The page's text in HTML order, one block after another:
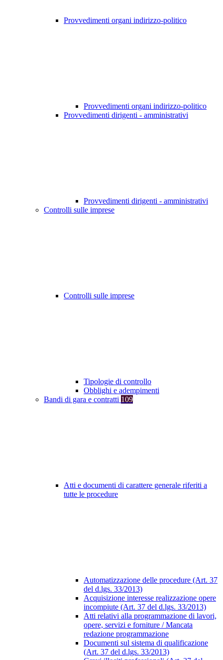
Provvedimenti organi indirizzo-politico
Provvedimenti organi indirizzo-politico
Provvedimenti dirigenti - amministrativi
Provvedimenti dirigenti - amministrativi
Controlli sulle imprese
Controlli sulle imprese
Tipologie di controllo
Obblighi e adempimenti
Bandi di gara e contratti 109
Atti e documenti di carattere generale riferiti a
tutte le procedure
Automatizzazione delle procedure (Art. 37
del d.lgs. 33/2013)
Acquisizione interesse realizzazione opere
incompiute (Art. 37 del d.lgs. 33/2013)
Atti relativi alla programmazione di lavori,
opere, servizi e forniture / Mancata
redazione programmazione
Documenti sul sistema di qualificazione
(Art. 37 del d.lgs. 33/2013)